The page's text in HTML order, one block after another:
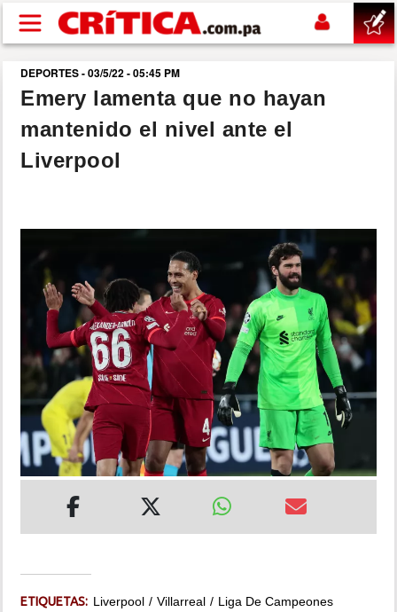
Pasar al contenido principal
buscar
SUCESOS
POLÍTICA
SHOW
DEPORTES
MUNDO
INSÓLITAS
MULTIMEDIA
IMPRESO
DEPORTES - 03/5/22 - 05:45 PM
Emery lamenta que no hayan
mantenido el nivel ante el
Liverpool
ETIQUETAS: Liverpool Villarreal
Liga De Campeones